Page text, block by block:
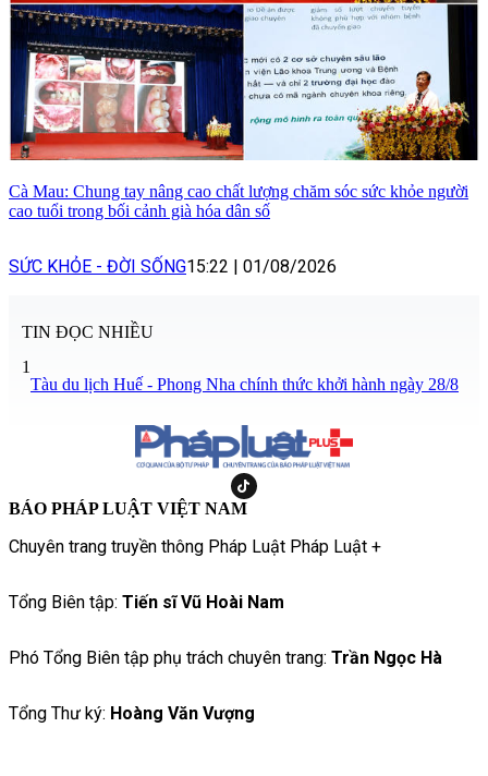
Cà Mau: Chung tay nâng cao chất lượng chăm sóc sức khỏe người
cao tuổi trong bối cảnh già hóa dân số
SỨC KHỎE - ĐỜI SỐNG15:22 | 01/08/2026
TIN ĐỌC NHIỀU
1
Tàu du lịch Huế - Phong Nha chính thức khởi hành ngày 28/8
BÁO PHÁP LUẬT VIỆT NAM
Chuyên trang truyền thông Pháp Luật Pháp Luật +
Tổng Biên tập: Tiến sĩ Vũ Hoài Nam
Phó Tổng Biên tập phụ trách chuyên trang: Trần Ngọc Hà
Tổng Thư ký: Hoàng Văn Vượng